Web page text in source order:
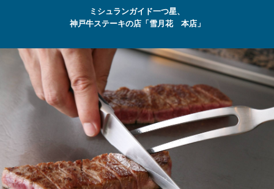
ミシュランガイド一つ星、
神戸牛ステーキの店「雪月花 本店」
最高級の
神戸牛
ステーキ